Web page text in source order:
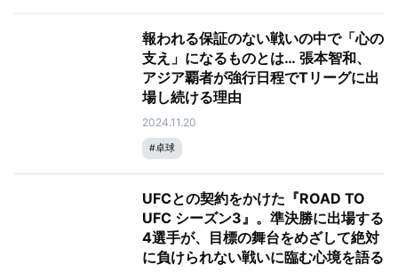
報われる保証のない戦いの中で「心の
支え」になるものとは… 張本智和、
アジア覇者が強行日程でTリーグに出
場し続ける理由
2024.11.20
#卓球
UFCとの契約をかけた『ROAD TO
UFC シーズン3』。準決勝に出場する
4選手が、目標の舞台をめざして絶対
に負けられない戦いに臨む心境を語る